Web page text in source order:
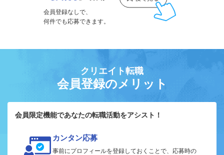
会員登録なしで、
何件でも応募できます。
クリエイト転職
会員登録のメリット
会員限定機能であなたの転職活動をアシスト！
カンタン応募
事前にプロフィールを登録しておくことで、応募時の